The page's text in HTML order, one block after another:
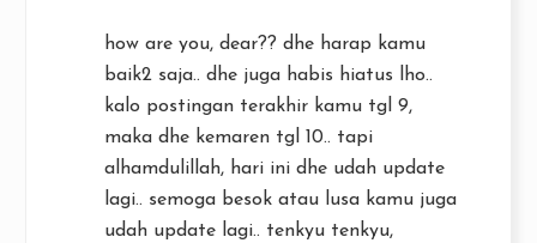
how are you, dear?? dhe harap kamu
baik2 saja.. dhe juga habis hiatus lho..
kalo postingan terakhir kamu tgl 9,
maka dhe kemaren tgl 10.. tapi
alhamdulillah, hari ini dhe udah update
lagi.. semoga besok atau lusa kamu juga
udah update lagi.. tenkyu tenkyu,